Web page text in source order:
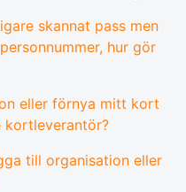
skannat pass men
hur gör
eller förnya mitt kort
kortleverantör?
till organisation eller